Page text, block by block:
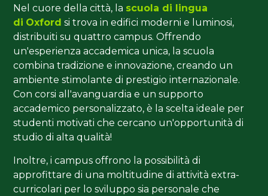
Nel cuore della città, la scuola di lingua
di Oxford si trova in edifici moderni e luminosi,
distribuiti su quattro campus. Offrendo
un'esperienza accademica unica, la scuola
combina tradizione e innovazione, creando un
ambiente stimolante di prestigio internazionale.
Con corsi all'avanguardia e un supporto
accademico personalizzato, è la scelta ideale per
studenti motivati che cercano un'opportunità di
studio di alta qualità!
Inoltre, i campus offrono la possibilità di
approfittare di una moltitudine di attività extra-
curricolari per lo sviluppo sia personale che